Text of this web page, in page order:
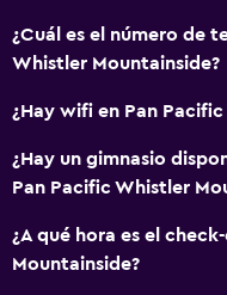
General
Casilleros
Vista a la montaña
Vista a la piscina
Bodega de esquí
Espacio de
¿Cuál es el número de
Whistler Mountainside?
¿Hay wifi en Pan
¿Hay un gimnasio
Pan Pacific Whistler
¿A qué hora es el
Mountainside?